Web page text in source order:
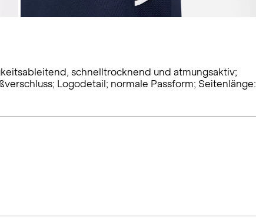
schnelltrocknend und atmungsaktiv;
Logodetail; normale Passform; Seitenlänge: